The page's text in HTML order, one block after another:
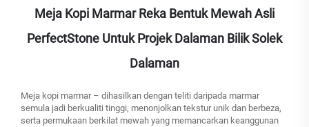
Meja Kopi Marmar Reka Bentuk Mewah Asli
PerfectStone Untuk Projek Dalaman Bilik Solek
Dalaman
Meja kopi marmar – dihasilkan dengan teliti daripada marmar
semula jadi berkualiti tinggi, menonjolkan tekstur unik dan berbeza,
serta permukaan berkilat mewah yang memancarkan keanggunan